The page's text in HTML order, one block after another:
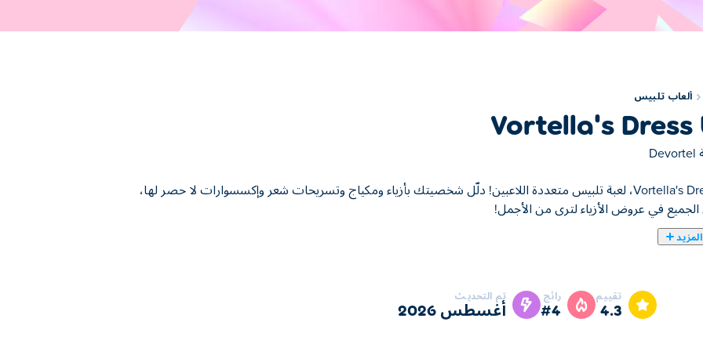
ألعاب تلبيس
Vortella's Dress
Devortel
Vortella's Dress Up، لعبة تلبيس متعددة اللاعبين! دلّل شخصيتك بأزياء ومكياج وتسريحات شعر وإكسسوارات لا حصر لها،
في عروض الأزياء لترى من الأجمل!
بالمرح! استعد لإطلاق العنان لمصمم الأزياء بداخلك والغوص في عالم من الألوان النابضة بالحياة والأزياء العصرية
ارتدِ ملابس لإبهار أصدقائك في لعبة تلبيس فورتيلا!
تقييم
4.3
رائج
#4
تم التحديث
أغسطس 2026